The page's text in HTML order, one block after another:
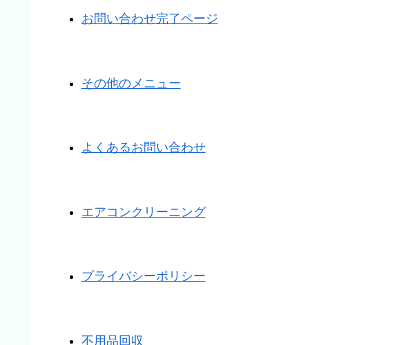
お問い合わせ完了ページ
その他のメニュー
よくあるお問い合わせ
エアコンクリーニング
プライバシーポリシー
不用品回収